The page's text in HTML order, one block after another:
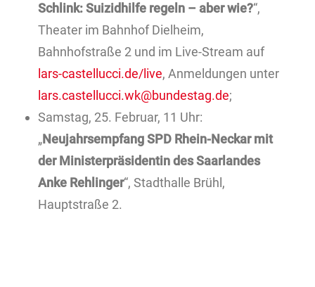
Schlink: Suizidhilfe regeln – aber wie?“,
Theater im Bahnhof Dielheim,
Bahnhofstraße 2 und im Live-Stream auf
lars-castellucci.de/live, Anmeldungen unter
lars.castellucci.wk@bundestag.de;
Samstag, 25. Februar, 11 Uhr:
„Neujahrsempfang SPD Rhein-Neckar mit
der Ministerpräsidentin des Saarlandes
Anke Rehlinger“, Stadthalle Brühl,
Hauptstraße 2.